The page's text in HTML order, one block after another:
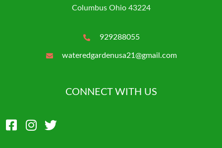
Columbus Ohio 43224
929288055
wateredgardenusa21@gmail.com
CONNECT WITH US